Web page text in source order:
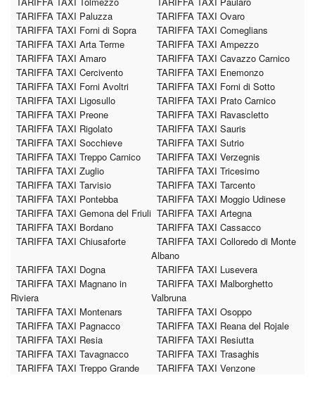
TARIFFA TAXI Paluzza
TARIFFA TAXI Ovaro
TARIFFA TAXI Forni di Sopra
TARIFFA TAXI Comeglians
TARIFFA TAXI Arta Terme
TARIFFA TAXI Ampezzo
TARIFFA TAXI Amaro
TARIFFA TAXI Cavazzo Carnico
TARIFFA TAXI Cercivento
TARIFFA TAXI Enemonzo
TARIFFA TAXI Forni Avoltri
TARIFFA TAXI Forni di Sotto
TARIFFA TAXI Ligosullo
TARIFFA TAXI Prato Carnico
TARIFFA TAXI Preone
TARIFFA TAXI Ravascletto
TARIFFA TAXI Rigolato
TARIFFA TAXI Sauris
TARIFFA TAXI Socchieve
TARIFFA TAXI Sutrio
TARIFFA TAXI Treppo Carnico
TARIFFA TAXI Verzegnis
TARIFFA TAXI Zuglio
TARIFFA TAXI Tricesimo
TARIFFA TAXI Tarvisio
TARIFFA TAXI Tarcento
TARIFFA TAXI Pontebba
TARIFFA TAXI Moggio Udinese
TARIFFA TAXI Gemona del Friuli TARIFFA TAXI Artegna
TARIFFA TAXI Bordano
TARIFFA TAXI Cassacco
TARIFFA TAXI Chiusaforte
TARIFFA TAXI Colloredo di Monte
Albano
TARIFFA TAXI Dogna
TARIFFA TAXI Lusevera
TARIFFA TAXI Magnano in
Riviera
TARIFFA TAXI Malborghetto
Valbruna
TARIFFA TAXI Montenars
TARIFFA TAXI Osoppo
TARIFFA TAXI Pagnacco
TARIFFA TAXI Reana del Rojale
TARIFFA TAXI Resia
TARIFFA TAXI Resiutta
TARIFFA TAXI Tavagnacco
TARIFFA TAXI Trasaghis
TARIFFA TAXI Treppo Grande
TARIFFA TAXI Venzone